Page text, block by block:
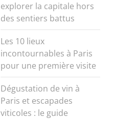
explorer la capitale hors
des sentiers battus
Les 10 lieux
incontournables à Paris
pour une première visite
Dégustation de vin à
Paris et escapades
viticoles : le guide